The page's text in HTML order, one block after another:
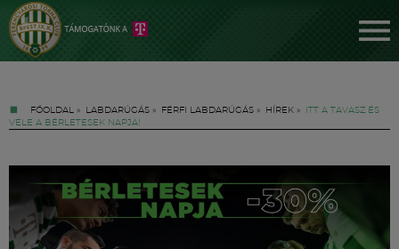
FŐOLDAL » LABDARÚGÁS » FÉRFI LABDARÚGÁS » HÍREK »
ITT A TAVASZ ÉS
VELE A BÉRLETESEK NAPJA!
Jegyek